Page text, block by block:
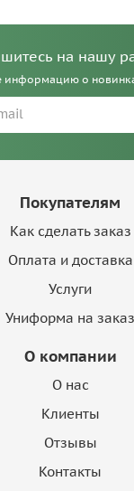
на нашу
информацию о
Покупателям
Как сделать заказ
Оплата и доставка
Услуги
Униформа на заказ
О компании
О нас
Клиенты
Отзывы
Контакты